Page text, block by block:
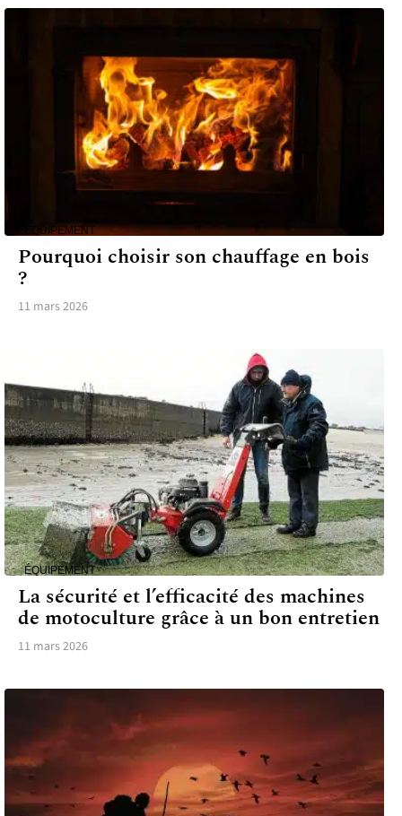
ÉQUIPEMENT
Pourquoi choisir son chauffage en bois
?
11 mars 2026
ÉQUIPEMENT
La sécurité et l’efficacité des machines
de motoculture grâce à un bon entretien
11 mars 2026